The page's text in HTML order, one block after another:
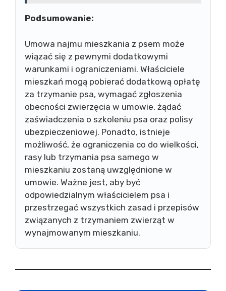
Podsumowanie:
Umowa najmu mieszkania z psem może
wiązać się z pewnymi dodatkowymi
warunkami i ograniczeniami. Właściciele
mieszkań mogą pobierać dodatkową opłatę
za trzymanie psa, wymagać zgłoszenia
obecności zwierzęcia w umowie, żądać
zaświadczenia o szkoleniu psa oraz polisy
ubezpieczeniowej. Ponadto, istnieje
możliwość, że ograniczenia co do wielkości,
rasy lub trzymania psa samego w
mieszkaniu zostaną uwzględnione w
umowie. Ważne jest, aby być
odpowiedzialnym właścicielem psa i
przestrzegać wszystkich zasad i przepisów
związanych z trzymaniem zwierząt w
wynajmowanym mieszkaniu.